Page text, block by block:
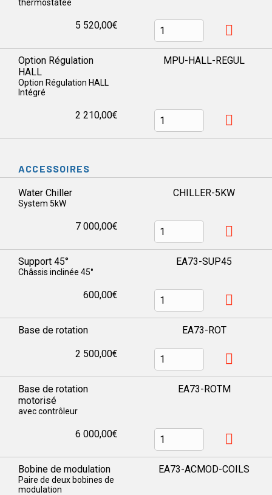
thermostatée
5 520,00€
Option Régulation
HALL
Option Régulation HALL
Intégré
MPU-HALL-REGUL
2 210,00€
ACCESSOIRES
Water Chiller
System 5kW
CHILLER-5KW
7 000,00€
Support 45°
Châssis inclinée 45°
EA73-SUP45
600,00€
Base de rotation EA73-ROT
2 500,00€
Base de rotation
motorisé
avec contrôleur
EA73-ROTM
6 000,00€
Bobine de modulation
Paire de deux bobines de
modulation
EA73-ACMOD-COILS